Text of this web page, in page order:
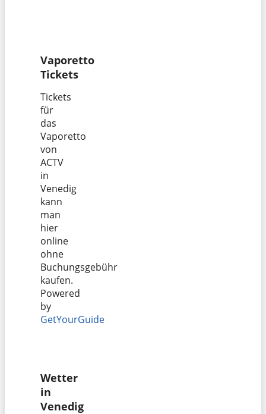
Vaporetto
Tickets
Tickets
für
das
Vaporetto
von
ACTV
in
Venedig
kann
man
hier
online
ohne
Buchungsgebühr
kaufen.
Powered
by
GetYourGuide
Wetter
in
Venedig